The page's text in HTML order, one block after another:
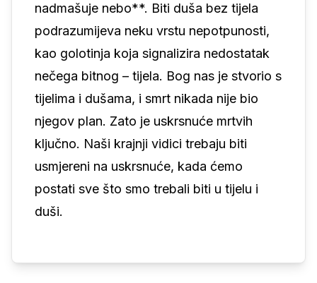
nadmašuje nebo**. Biti duša bez tijela
podrazumijeva neku vrstu nepotpunosti,
kao golotinja koja signalizira nedostatak
nečega bitnog – tijela. Bog nas je stvorio s
tijelima i dušama, i smrt nikada nije bio
njegov plan. Zato je uskrsnuće mrtvih
ključno. Naši krajnji vidici trebaju biti
usmjereni na uskrsnuće, kada ćemo
postati sve što smo trebali biti u tijelu i
duši.